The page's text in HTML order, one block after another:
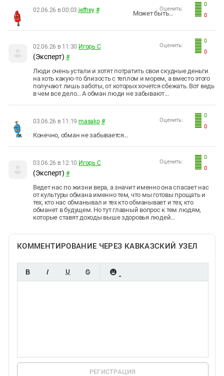
0
0
Оценить:
02.06.26 в 00:03 jeffrey # Может быть...
0
0
Оценить:
02.06.26 в 11:30 Игорь С
(Эксперт) #
Люди очень устали и хотят потратить свои скудные деньги
на хоть какую-то близость с теплом и морем, а вместо этого
получают лишь заботы, от которых хочется сбежать. Вот ведь
в чем все дело... А обман люди не забывают...
0
0
Оценить:
03.06.26 в 11:19 masako #
Конечно, обман не забывается...
0
0
Оценить:
03.06.26 в 12:10 Игорь С
(Эксперт) #
Ведет нас по жизни вера, а значит именно она спасает нас
от культуры обмана именно тем, что мы готовы прощать и
тех, кто нас обманывал и тех кто обманывает и тех, кто
обманет в будущем. Но тут главный вопрос к тем людям,
которые ставят доходы выше здоровья людей...
КОММЕНТИРОВАНИЕ ЧЕРЕЗ КАВКАЗСКИЙ УЗЕЛ
РЕГИСТРАЦИЯ